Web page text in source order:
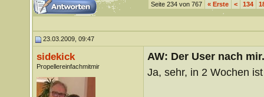
Seite 234 von 767 «Erste < 134
23.03.2009, 09:47
sidekick
Propellereinfachmitmir
AW: Der User nach
Ja, sehr, in 2 Wochen